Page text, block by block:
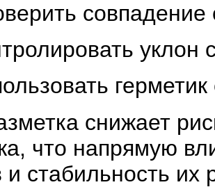
совпадение
уклон
снижает
что напрямую
и стабильность их